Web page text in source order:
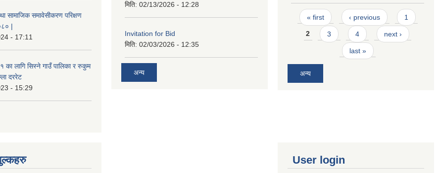
सामाजिक समावेसीकरण परिक्षण
|
- 17:11
लागि सिस्ने गाउँ पालिका र रुकुम
दररेट
- 15:29
मिति: 02/13/2026 - 12:28
Invitation for Bid
मिति: 02/03/2026 - 12:35
अन्य
Pages
« first ‹ previous 1
2 3 4 next ›
last »
अन्य
User login